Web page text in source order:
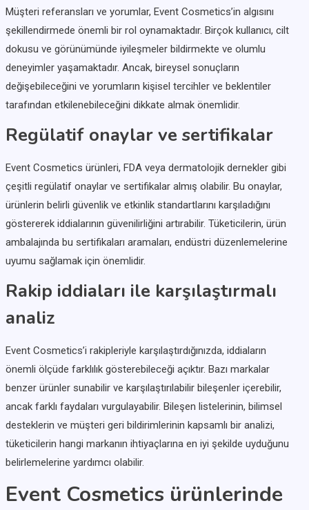
Müşteri referansları ve yorumlar, Event Cosmetics’in algısını
şekillendirmede önemli bir rol oynamaktadır. Birçok kullanıcı, cilt
dokusu ve görünümünde iyileşmeler bildirmekte ve olumlu
deneyimler yaşamaktadır. Ancak, bireysel sonuçların
değişebileceğini ve yorumların kişisel tercihler ve beklentiler
tarafından etkilenebileceğini dikkate almak önemlidir.
Regülatif onaylar ve sertifikalar
Event Cosmetics ürünleri, FDA veya dermatolojik dernekler gibi
çeşitli regülatif onaylar ve sertifikalar almış olabilir. Bu onaylar,
ürünlerin belirli güvenlik ve etkinlik standartlarını karşıladığını
göstererek iddialarının güvenilirliğini artırabilir. Tüketicilerin, ürün
ambalajında bu sertifikaları aramaları, endüstri düzenlemelerine
uyumu sağlamak için önemlidir.
Rakip iddiaları ile karşılaştırmalı
analiz
Event Cosmetics’i rakipleriyle karşılaştırdığınızda, iddiaların
önemli ölçüde farklılık gösterebileceği açıktır. Bazı markalar
benzer ürünler sunabilir ve karşılaştırılabilir bileşenler içerebilir,
ancak farklı faydaları vurgulayabilir. Bileşen listelerinin, bilimsel
desteklerin ve müşteri geri bildirimlerinin kapsamlı bir analizi,
tüketicilerin hangi markanın ihtiyaçlarına en iyi şekilde uyduğunu
belirlemelerine yardımcı olabilir.
Event Cosmetics ürünlerinde